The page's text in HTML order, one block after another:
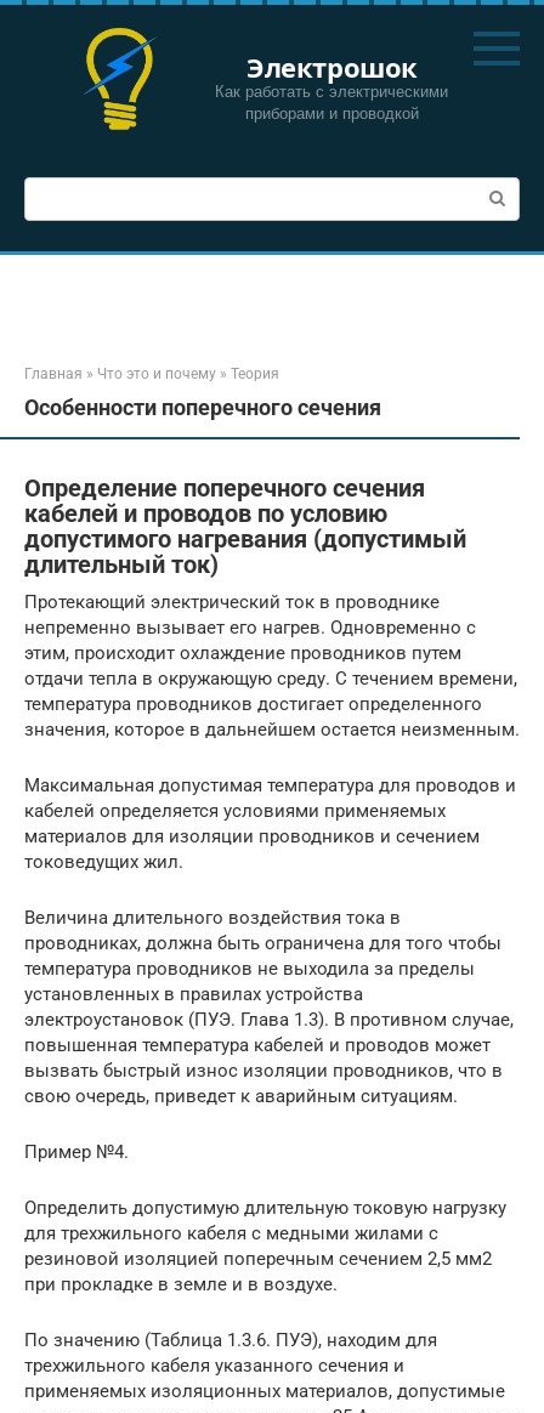
Перейти
Электрошок
Как работать с электрическими
приборами и проводкой
Поиск:
Главная » Что это и почему » Теория
Особенности поперечного сечения
Определение поперечного сечения
кабелей и проводов по условию
допустимого нагревания (допустимый
длительный ток)
Протекающий электрический ток в проводнике
непременно вызывает его нагрев. Одновременно с
этим, происходит охлаждение проводников путем
отдачи тепла в окружающую среду. С течением времени,
температура проводников достигает определенного
значения, которое в дальнейшем остается неизменным.
Максимальная допустимая температура для проводов и
кабелей определяется условиями применяемых
материалов для изоляции проводников и сечением
токоведущих жил.
Величина длительного воздействия тока в
проводниках, должна быть ограничена для того чтобы
температура проводников не выходила за пределы
установленных в правилах устройства
электроустановок (ПУЭ. Глава 1.3). В противном случае,
повышенная температура кабелей и проводов может
вызвать быстрый износ изоляции проводников, что в
свою очередь, приведет к аварийным ситуациям.
Пример №4.
Определить допустимую длительную токовую нагрузку
для трехжильного кабеля с медными жилами с
резиновой изоляцией поперечным сечением 2,5 мм2
при прокладке в земле и в воздухе.
По значению (Таблица 1.3.6. ПУЭ), находим для
трехжильного кабеля указанного сечения и
применяемых изоляционных материалов, допустимые